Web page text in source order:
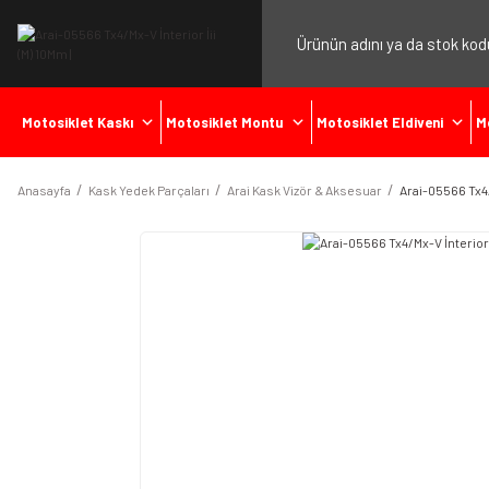
Motosiklet Kaskı Motosiklet Montu Motosiklet Eldiveni
Anasayfa Kask Yedek Parçaları Arai Kask Vizör & Aksesuar Arai-05566